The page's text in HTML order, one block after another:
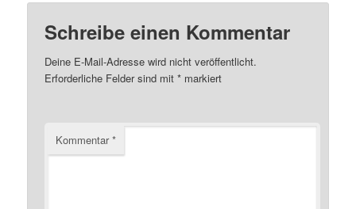
Schreibe einen Kommentar
Deine E-Mail-Adresse wird nicht veröffentlicht.
Erforderliche Felder sind mit* markiert
Kommentar*